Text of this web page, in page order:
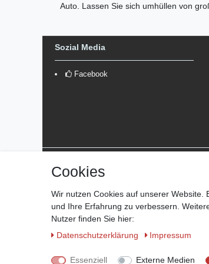
Auto. Lassen Sie sich umhüllen von
Sozial Media
Facebook
*Lieferzeit: 1-3 Werktage / 4-5 Werktage - je
Cookies
Wir nutzen Cookies auf unserer Website.
und Ihre Erfahrung zu verbessern.
Nutzer finden Sie hier:
Daten­schutz­erklärung
Impressum
Essenziell Externe Medien